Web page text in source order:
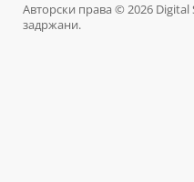
Авторски права © 2026 Digital
задржани.